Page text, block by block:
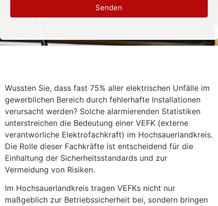
Senden
Wussten Sie, dass fast 75% aller elektrischen Unfälle im
gewerblichen Bereich durch fehlerhafte Installationen
verursacht werden? Solche alarmierenden Statistiken
unterstreichen die Bedeutung einer VEFK (externe
verantworliche Elektrofachkraft) im Hochsauerlandkreis.
Die Rolle dieser Fachkräfte ist entscheidend für die
Einhaltung der Sicherheitsstandards und zur
Vermeidung von Risiken.
Im Hochsauerlandkreis tragen VEFKs nicht nur
maßgeblich zur Betriebssicherheit bei, sondern bringen